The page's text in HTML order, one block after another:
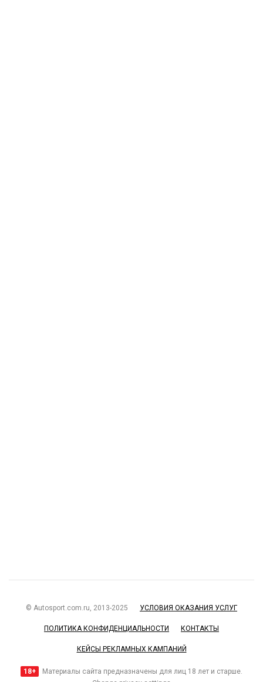
© Autosport.com.ru, 2013-2025 УСЛОВИЯ ОКАЗАНИЯ УСЛУГ
ПОЛИТИКА КОНФИДЕНЦИАЛЬНОСТИ КОНТАКТЫ
КЕЙСЫ РЕКЛАМНЫХ КАМПАНИЙ
18+
Материалы сайта предназначены для лиц 18 лет и старше.